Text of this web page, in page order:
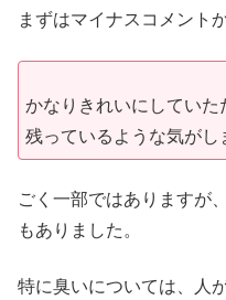
まずはマイナスコメントか
かなりきれいにしてい
残っているような気がし
ごく一部ではありますが
もありました。
特に臭いについては、人